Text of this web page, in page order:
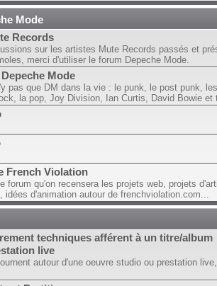
Mode
Records
sur les artistes Mute Records passés et
merci d'utiliser le forum Depeche Mode.
Mode
pas que DM dans la vie : le punk, le post punk,
la pop, Joy Division, Ian Curtis, David Bowie et
French Violation
forum qu'on recensera les projets web, projets
idées d'animation autour de frenchviolation.com...
techniques afférent à un titre/album
live
autour d'une oeuvre studio ou prestation